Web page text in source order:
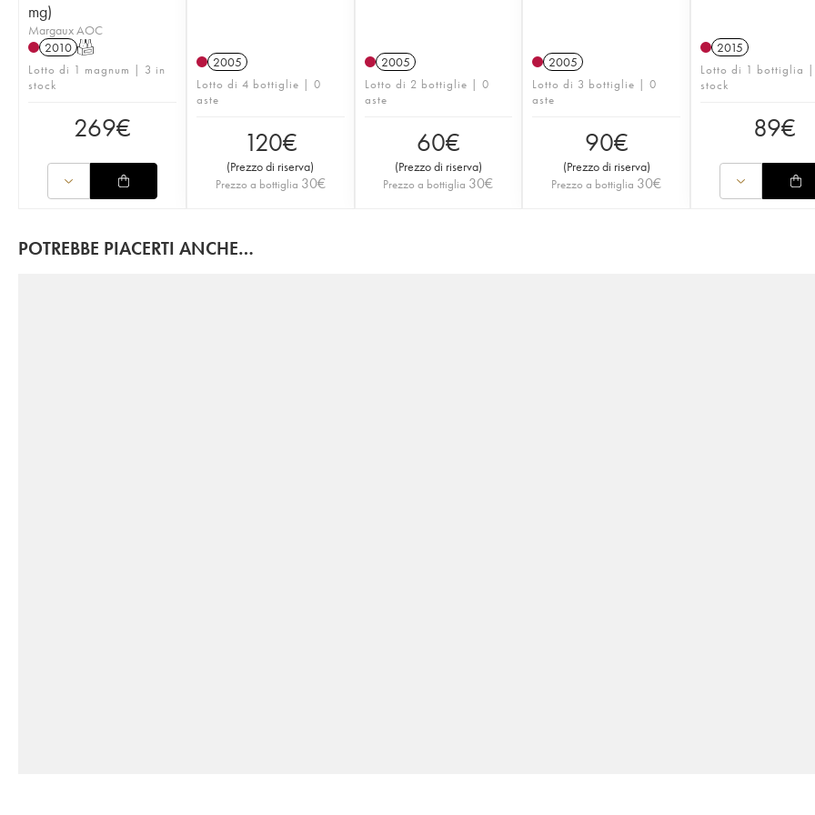
mg)
Margaux AOC
2010 T
Lotto di 1 magnum | 3 in
stock
269€
2005
Lotto di 4 bottiglie | 0
aste
120€
(Prezzo di riserva)
Prezzo a bottiglia 30€
2005
Lotto di 2 bottiglie | 0
aste
60€
(Prezzo di riserva)
Prezzo a bottiglia 30€
2005
Lotto di 3 bottiglie | 0
aste
90€
(Prezzo di riserva)
Prezzo a bottiglia 30€
2015
Lotto di 1 bottiglia
stock
89€
POTREBBE PIACERTI ANCHE…